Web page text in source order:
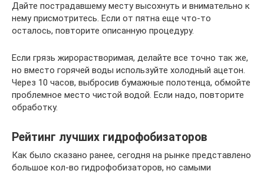
Дайте пострадавшему месту высохнуть и внимательно к
нему присмотритесь. Если от пятна еще что-то
осталось, повторите описанную процедуру.
Если грязь жирорастворимая, делайте все точно так же,
но вместо горячей воды используйте холодный ацетон.
Через 10 часов, выбросив бумажные полотенца, обмойте
проблемное место чистой водой. Если надо, повторите
обработку.
Рейтинг лучших гидрофобизаторов
Как было сказано ранее, сегодня на рынке представлено
большое кол-во гидрофобизаторов, но самыми